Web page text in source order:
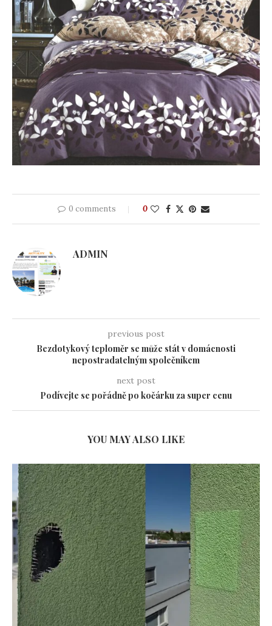
0 comments 0
ADMIN
previous post
Bezdotykový teploměr se může stát v domácnosti
nepostradatelným společníkem
next post
Podívejte se pořádně po kočárku za super cenu
YOU MAY ALSO LIKE